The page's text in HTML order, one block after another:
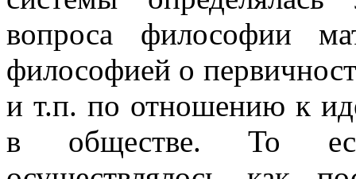
вопроса философии
философией о
и т.п. по отношению к
в обществе. То